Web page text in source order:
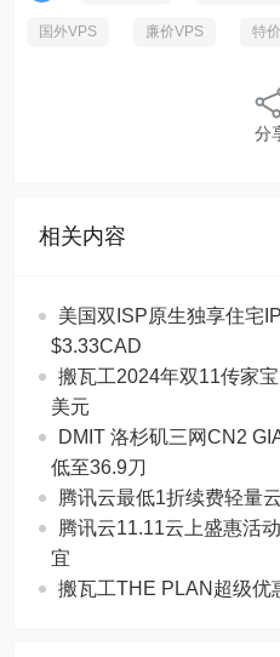
国外VPS 廉价VPS 特
分
相关内容
美国双ISP原生独享住宅
$3.33CAD
搬瓦工2024年双11传家
美元
DMIT 洛杉矶三网CN2
低至36.9刀
腾讯云最低1折续费轻量
腾讯云11.11云上盛惠活
宜
搬瓦工THE PLAN超级优